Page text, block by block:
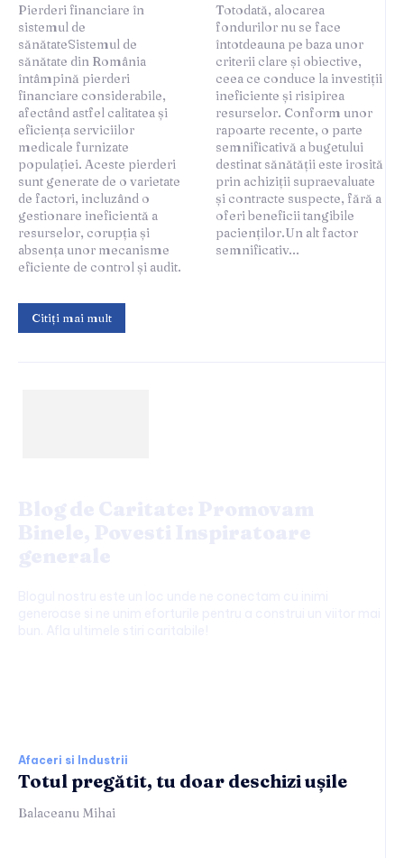
Pierderi financiare în
sistemul de
sănătateSistemul de
sănătate din România
întâmpină pierderi
financiare considerabile,
afectând astfel calitatea și
eficiența serviciilor
medicale furnizate
populației. Aceste pierderi
sunt generate de o varietate
de factori, incluzând o
gestionare ineficientă a
resurselor, corupția și
absența unor mecanisme
eficiente de control și audit.
Totodată, alocarea
fondurilor nu se face
întotdeauna pe baza unor
criterii clare și obiective,
ceea ce conduce la investiții
ineficiente și risipirea
resurselor. Conform unor
rapoarte recente, o parte
semnificativă a bugetului
destinat sănătății este irosită
prin achiziții supraevaluate
și contracte suspecte, fără a
oferi beneficii tangibile
pacienților.Un alt factor
semnificativ...
Citiți mai mult
Afaceri si Industrii
Totul pregătit, tu doar deschizi ușile
Balaceanu Mihai